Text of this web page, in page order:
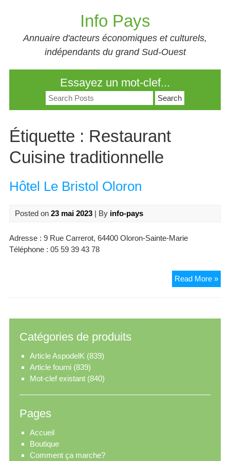
Info Pays
Annuaire d'acteurs économiques et culturels,
indépendants du grand Sud-Ouest
Essayez un mot-clef...
Search
for:
Étiquette : Restaurant
Cuisine traditionnelle
Hôtel Le Bristol Oloron
Posted on 23 mai 2023| By info-pays
Adresse : 9 Rue Carrerot, 64400 Oloron-Sainte-Marie
Téléphone : 05 59 39 43 78
Read More »
Le
Catégories de produits
Article AspodelK (839)
Article fourni (839)
Mot-clef existant (840)
Pages
Accueil
Boutique
Comment ça marche?